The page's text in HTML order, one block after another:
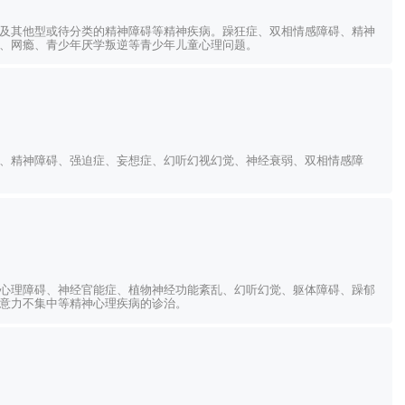
他型或待分类的精神障碍等精神疾病。躁狂症、双相情感障碍、精神
瘾、青少年厌学叛逆等青少年儿童心理问题。
精神障碍、强迫症、妄想症、幻听幻视幻觉、神经衰弱、双相情感障
障碍、神经官能症、植物神经功能紊乱、幻听幻觉、躯体障碍、躁郁
不集中等精神心理疾病的诊治。